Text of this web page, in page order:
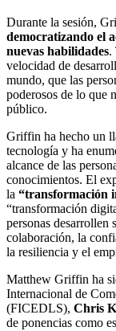
Durante la sesión,
democratizando el
nuevas habilidades.
velocidad de
mundo, que las
poderosos de lo que
público.
Griffin ha hecho un
tecnología y ha
alcance de las
conocimientos. El
la “transformación
“transformación
personas desarrollen
colaboración, la
la resiliencia y el
Matthew Griffin ha
Internacional de
(FICEDLS), Chris
de ponencias como